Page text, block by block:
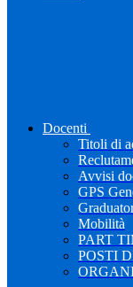
Docenti
Titoli di
Avvisi
GPS
Mobilità
PART
POSTI